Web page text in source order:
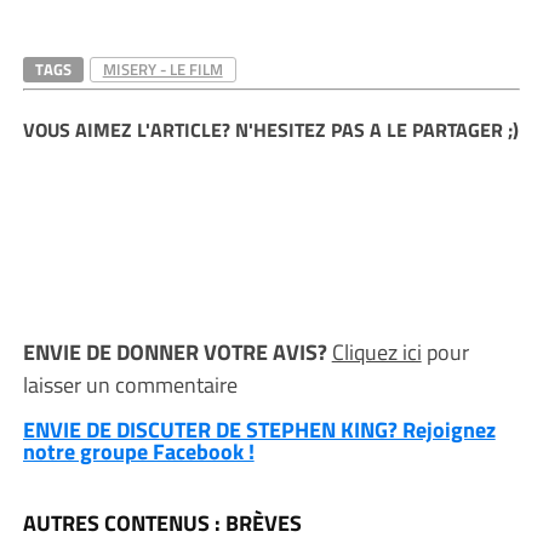
TAGS MISERY - LE FILM
VOUS AIMEZ L'ARTICLE? N'HESITEZ PAS A LE PARTAGER ;)
ENVIE DE DONNER VOTRE AVIS?Cliquez ici pour
laisser un commentaire
ENVIE DE DISCUTER DE STEPHEN KING? Rejoignez
notre groupe Facebook !
AUTRES CONTENUS : BRÈVES